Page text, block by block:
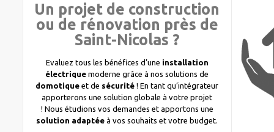
Un projet de construction
ou de rénovation près de
Saint-Nicolas ?
Evaluez tous les bénéfices d’une installation
électrique moderne grâce à nos solutions de
domotique et de sécurité ! En tant qu’intégrateur
apporterons une solution globale à votre projet
! Nous étudions vos demandes et apportons une
solution adaptéeà vos souhaits et votre budget.